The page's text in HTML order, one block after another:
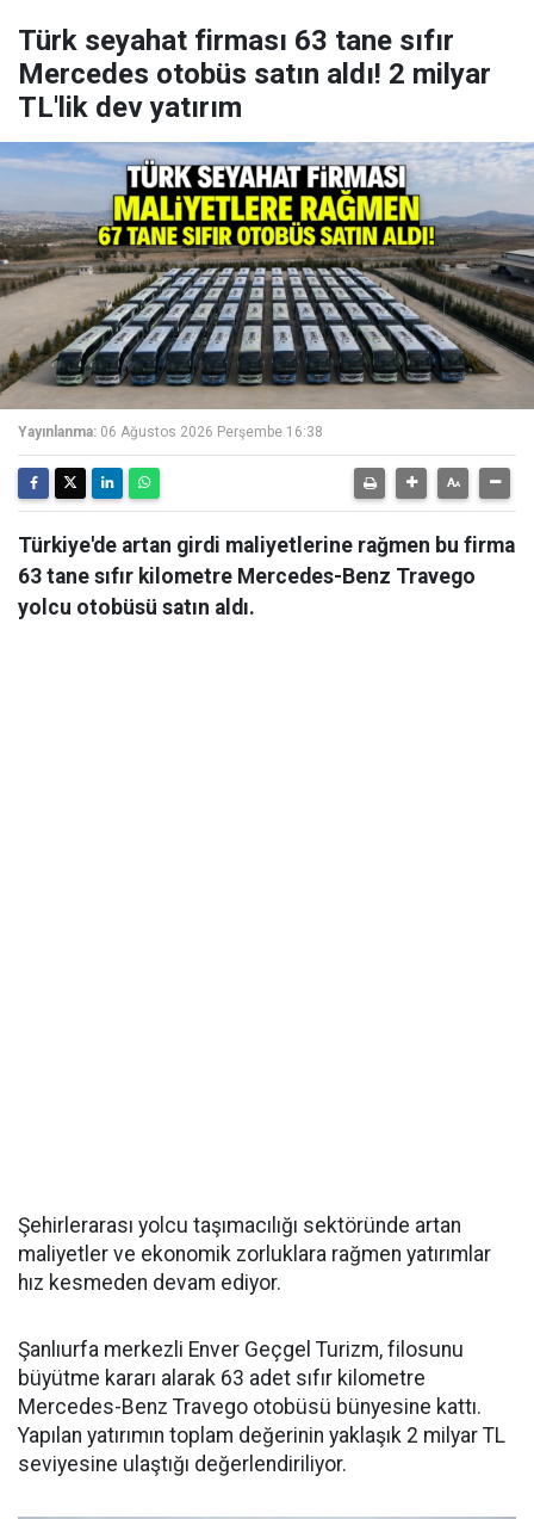
Türk seyahat firması 63 tane sıfır
Mercedes otobüs satın aldı! 2 milyar
TL'lik dev yatırım
Yayınlanma: 06 Ağustos 2026 Perşembe 16:38
Türkiye'de artan girdi maliyetlerine rağmen bu firma
63 tane sıfır kilometre Mercedes-Benz Travego
yolcu otobüsü satın aldı.
Şehirlerarası yolcu taşımacılığı sektöründe artan
maliyetler ve ekonomik zorluklara rağmen yatırımlar
hız kesmeden devam ediyor.
Şanlıurfa merkezli Enver Geçgel Turizm, filosunu
büyütme kararı alarak 63 adet sıfır kilometre
Mercedes-Benz Travego otobüsü bünyesine kattı.
Yapılan yatırımın toplam değerinin yaklaşık 2 milyar TL
seviyesine ulaştığı değerlendiriliyor.